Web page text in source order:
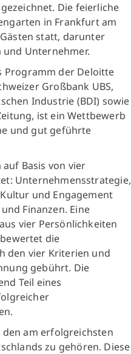
Die feierliche
in Frankfurt am
statt, darunter
Unternehmer.
Programm der Deloitte
Großbank UBS,
Industrie (BDI) sowie
ist ein Wettbewerb
und gut geführte
Basis von vier
Unternehmensstrategie,
und Engagement
Finanzen. Eine
vier Persönlichkeiten
die
den vier Kriterien und
gebührt. Die
Teil eines
den am erfolgreichsten
zu gehören. Diese